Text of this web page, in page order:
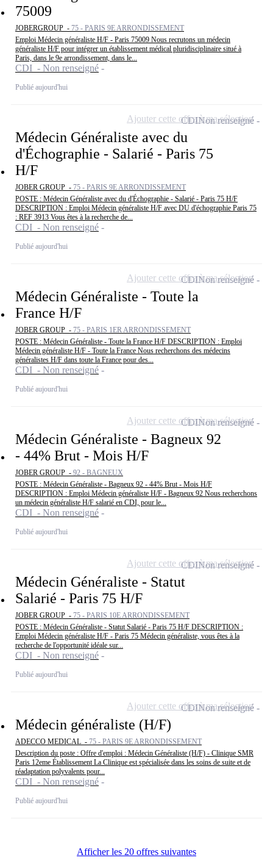
75009
JOBERGROUP - 75 - PARIS 9E ARRONDISSEMENT
Emploi Médecin généraliste H/F - Paris 75009 Nous recrutons un médecin
généraliste H/F pour intégrer un établissement médical pluridisciplinaire situé à
Paris, dans le 9e arrondissement, dans le...
CDI - Non renseigné
Publié aujourd'hui
Médecin Généraliste avec du
d'Échographie - Salarié - Paris 75
H/F
JOBER GROUP - 75 - PARIS 9E ARRONDISSEMENT
POSTE : Médecin Généraliste avec du d'Échographie - Salarié - Paris 75 H/F
DESCRIPTION : Emploi Médecin généraliste H/F avec DU d'échographie Paris 75
: REF 3913 Vous êtes à la recherche de...
CDI - Non renseigné
Publié aujourd'hui
CDINon renseigné
Ajouter cette offre à ma sélection
Médecin Généraliste - Toute la
France H/F
JOBER GROUP - 75 - PARIS 1ER ARRONDISSEMENT
POSTE : Médecin Généraliste - Toute la France H/F DESCRIPTION : Emploi
Médecin généraliste H/F - Toute la France Nous recherchons des médecins
généralistes H/F dans toute la France pour des...
CDI - Non renseigné
Publié aujourd'hui
CDINon renseigné
Ajouter cette offre à ma sélection
Médecin Généraliste - Bagneux 92
- 44% Brut - Mois H/F
JOBER GROUP - 92 - BAGNEUX
POSTE : Médecin Généraliste - Bagneux 92 - 44% Brut - Mois H/F
DESCRIPTION : Emploi Médecin généraliste H/F - Bagneux 92 Nous recherchons
un médecin généraliste H/F salarié en CDI, pour le...
CDI - Non renseigné
Publié aujourd'hui
CDINon renseigné
Ajouter cette offre à ma sélection
Médecin Généraliste - Statut
Salarié - Paris 75 H/F
JOBER GROUP - 75 - PARIS 10E ARRONDISSEMENT
POSTE : Médecin Généraliste - Statut Salarié - Paris 75 H/F DESCRIPTION :
Emploi Médecin généraliste H/F - Paris 75 Médecin généraliste, vous êtes à la
recherche de l'opportunité idéale sur...
CDI - Non renseigné
Publié aujourd'hui
CDINon renseigné
Ajouter cette offre à ma sélection
Médecin généraliste (H/F)
ADECCO MEDICAL - 75 - PARIS 9E ARRONDISSEMENT
Description du poste : Offre d'emploi : Médecin Généraliste (H/F) - Clinique SMR
Paris 12eme Établissement La Clinique est spécialisée dans les soins de suite et de
réadaptation polyvalents pour...
CDI - Non renseigné
Publié aujourd'hui
CDINon renseigné
Ajouter cette offre à ma sélection
Afficher les 20 offres suivantes